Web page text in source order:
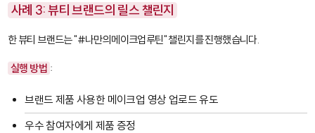
사례 3: 뷰티 브랜드의 릴스 챌린지
한 뷰티 브랜드는 "#나만의메이크업루틴" 챌린지를 진행했습니다.
실행 방법 :
브랜드 제품 사용한 메이크업 영상 업로드 유도
우수 참여자에게 제품 증정